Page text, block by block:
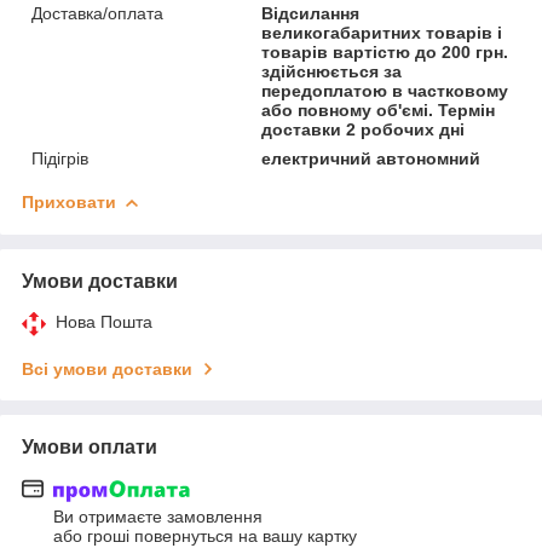
Доставка/оплата
Відсилання
великогабаритних товарів і
товарів вартістю до 200 грн.
здійснюється за
передоплатою в частковому
або повному об'ємі. Термін
доставки 2 робочих дні
Підігрів
електричний автономний
Приховати
Умови доставки
Нова Пошта
Всі умови доставки
Умови оплати
Ви отримаєте замовлення
або гроші повернуться на вашу картку